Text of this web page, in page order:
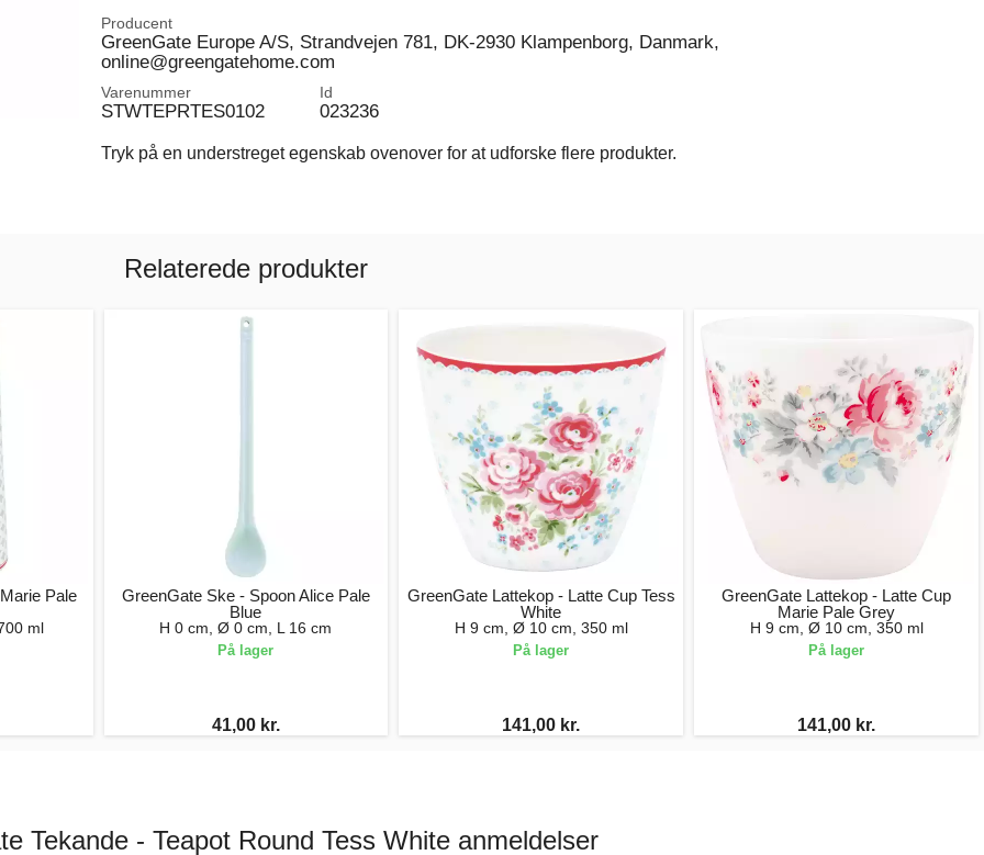
Producent
GreenGate Europe A/S, Strandvejen 781, DK-2930 Klampenborg, Danmark,
online@greengatehome.com
Varenummer
STWTEPRTES0102
Id
023236
Tryk på en understreget egenskab ovenover for at udforske flere produkter.
Relaterede produkter
Pale
ml
GreenGate Ske - Spoon Alice Pale
Blue
H 0 cm, Ø 0 cm, L 16 cm
På lager
41,00 kr.
GreenGate Lattekop - Latte Cup Tess
White
H 9 cm, Ø 10 cm, 350 ml
På lager
141,00 kr.
GreenGate Lattekop - Latte Cup
Marie Pale Grey
H 9 cm, Ø 10 cm, 350 ml
På lager
141,00 kr.
Tekande - Teapot Round Tess White anmeldelser